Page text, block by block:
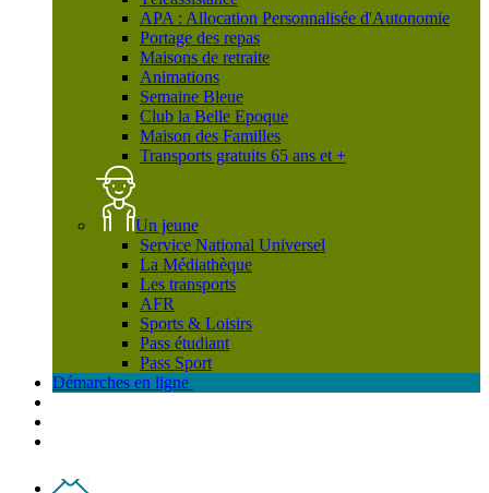
APA : Allocation Personnalisée d'Autonomie
Portage des repas
Maisons de retraite
Animations
Semaine Bleue
Club la Belle Epoque
Maison des Familles
Transports gratuits 65 ans et +
Un jeune
Service National Universel
La Médiathèque
Les transports
AFR
Sports & Loisirs
Pass étudiant
Pass Sport
Démarches en ligne
Contact